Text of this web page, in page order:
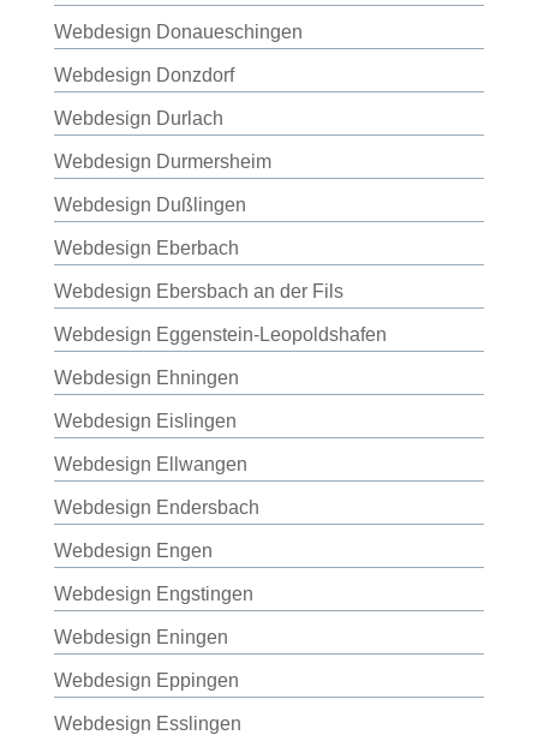
Webdesign Donaueschingen
Webdesign Donzdorf
Webdesign Durlach
Webdesign Durmersheim
Webdesign Dußlingen
Webdesign Eberbach
Webdesign Ebersbach an der Fils
Webdesign Eggenstein-Leopoldshafen
Webdesign Ehningen
Webdesign Eislingen
Webdesign Ellwangen
Webdesign Endersbach
Webdesign Engen
Webdesign Engstingen
Webdesign Eningen
Webdesign Eppingen
Webdesign Esslingen